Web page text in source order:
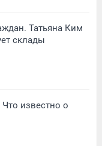
Татьяна Ким
склады
известно о